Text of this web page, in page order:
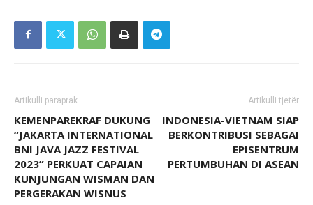
Artikulli paraprak
KEMENPAREKRAF DUKUNG
“JAKARTA INTERNATIONAL
BNI JAVA JAZZ FESTIVAL
2023” PERKUAT CAPAIAN
KUNJUNGAN WISMAN DAN
PERGERAKAN WISNUS
Artikulli tjetër
INDONESIA-VIETNAM SIAP
BERKONTRIBUSI SEBAGAI
EPISENTRUM
PERTUMBUHAN DI ASEAN